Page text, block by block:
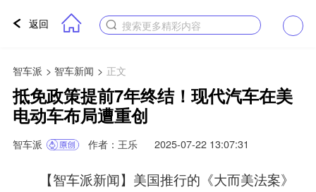
返回 搜索更多精彩内容
智车派 > 智车新闻 > 正文
抵免政策提前7年终结！现代汽车在美
电动车布局遭重创
智车派 作者：王乐 2025-07-22 13:07:31
【智车派新闻】美国推行的《大而美法案》